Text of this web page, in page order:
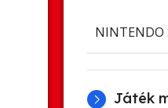
NINTENDO
Játék